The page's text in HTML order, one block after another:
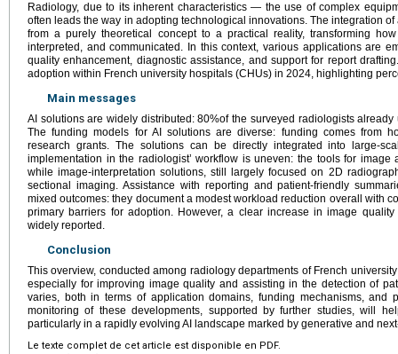
Radiology, due to its inherent characteristics — the use of complex
often leads the way in adopting technological innovations. The integration
from a purely theoretical concept to a practical reality, transforming
interpreted, and communicated. In this context, various applications are
quality enhancement, diagnostic assistance, and support for report
adoption within French university hospitals (CHUs) in 2024, highlighting
Main messages
AI solutions are widely distributed: 80%of the surveyed radiologists
The funding models for AI solutions are diverse: funding comes from
research grants. The solutions can be directly integrated into large-
implementation in the radiologist’ workflow is uneven: the tools for image
while image-interpretation solutions, still largely focused on 2D
sectional imaging. Assistance with reporting and patient-friendly
mixed outcomes: they document a modest workload reduction overall with
primary barriers for adoption. However, a clear increase in image
widely reported.
Conclusion
This overview, conducted among radiology departments of French
especially for improving image quality and assisting in the detection of
varies, both in terms of application domains, funding mechanisms, and
monitoring of these developments, supported by further studies, will
particularly in a rapidly evolving AI landscape marked by generative and
Le texte complet de cet article est disponible en PDF.